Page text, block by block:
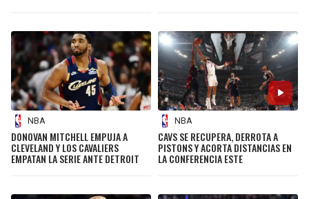
NBA
DONOVAN MITCHELL EMPUJA A
CLEVELAND Y LOS CAVALIERS
EMPATAN LA SERIE ANTE DETROIT
NBA
CAVS SE RECUPERA, DERROTA A
PISTONS Y ACORTA DISTANCIAS EN
LA CONFERENCIA ESTE